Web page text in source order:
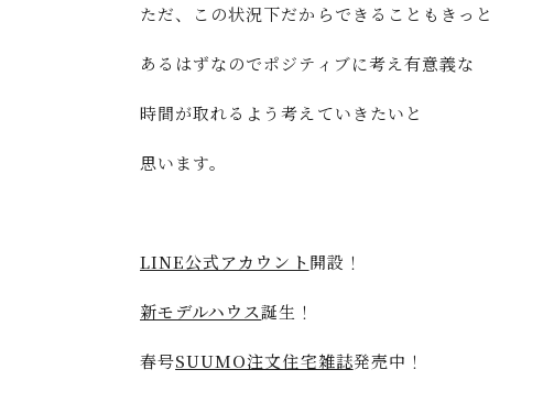
ただ、この状況下だからできることもきっと
あるはずなのでポジティブに考え有意義な
時間が取れるよう考えていきたいと
思います。
LINE公式アカウント 開設！
新モデルハウス誕生！
春号SUUMO注文住宅雑誌発売中！